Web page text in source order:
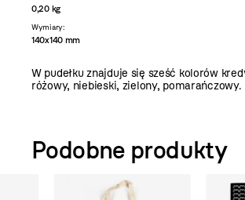
0,20 kg
Wymiary:
140x140 mm
W pudełku znajduje się sześć kolorów
różowy, niebieski, zielony, pomarańczowy.
Podobne produkty